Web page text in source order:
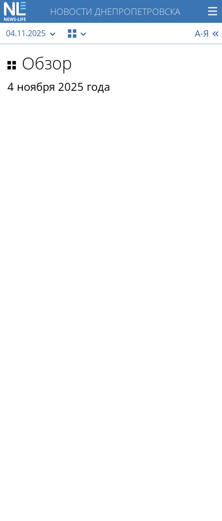
НОВОСТИ ДНЕПРОПЕТРОВСКА
04.11.2025 А-Я
Обзор
4 ноября 2025 года